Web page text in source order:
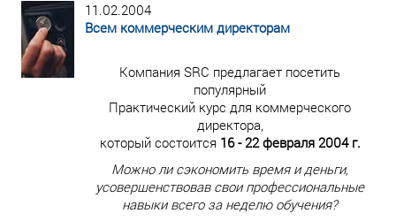
11.02.2004
Всем коммерческим директорам
Компания SRC предлагает посетить
популярный
Практический курс для коммерческого
директора,
который состоится 16 - 22 февраля 2004 г.
Можно ли сэкономить время и деньги,
усовершенствовав свои профессиональные
навыки всего за неделю обучения?